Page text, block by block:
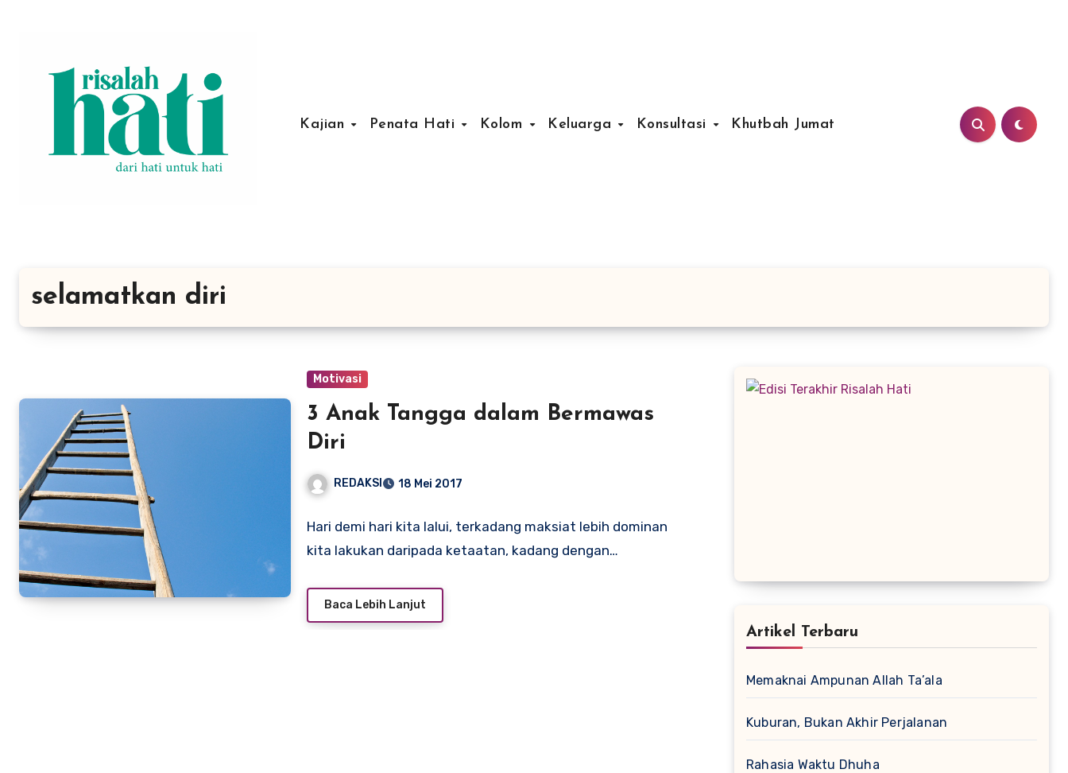
Kajian Penata Hati Kolom Keluarga Konsultasi Khutbah Jumat
selamatkan diri
Motivasi
3 Anak Tangga dalam Bermawas
Diri
REDAKSI 18 Mei 2017
Hari demi hari kita lalui, terkadang maksiat lebih dominan
kita lakukan daripada ketaatan, kadang dengan…
Baca Lebih Lanjut
Artikel Terbaru
Memaknai Ampunan Allah Ta’ala
Kuburan, Bukan Akhir Perjalanan
Rahasia Waktu Dhuha